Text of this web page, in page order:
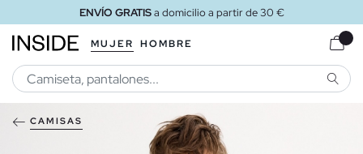
ENVÍO GRATISa domicilio a partir de 30 €
MUJER HOMBRE
CAMISAS